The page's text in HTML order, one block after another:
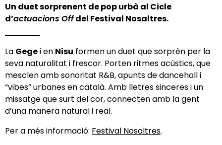
Un duet sorprenent de pop urbà al Cicle
d’actuacions Offdel Festival Nosaltres.
La Gegei en Nisu formen un duet que sorprèn per la
seva naturalitat i frescor. Porten ritmes acústics, que
mesclen amb sonoritat R&B, apunts de dancehall i
“vibes” urbanes en català. Amb lletres sinceres i un
missatge que surt del cor, connecten amb la gent
d’una manera natural i real.
Per a més informació: Festival Nosaltres.